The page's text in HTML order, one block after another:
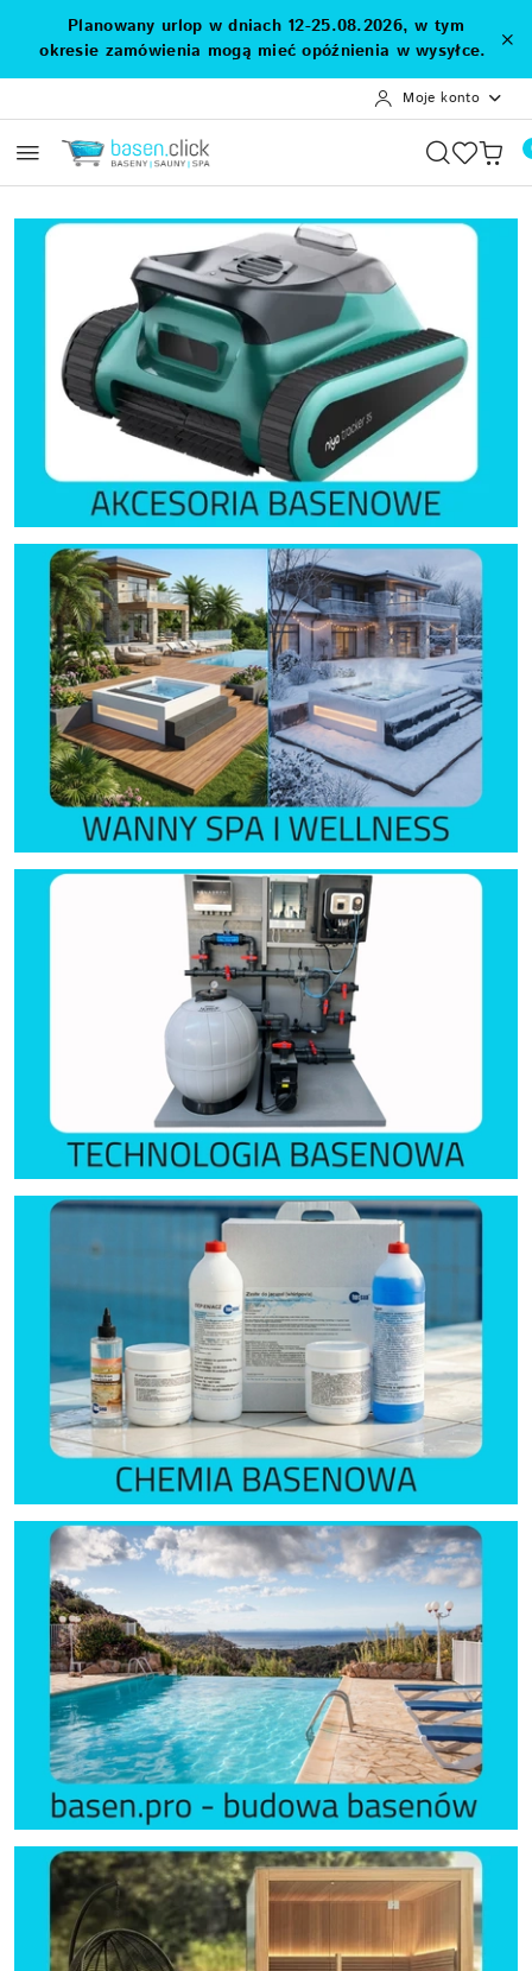
Przejdź do treści głównej
Przejdź do wyszukiwarki
Przejdź do moje konto
Przejdź do menu głównego
Przejdź do stopki
Planowany urlop w dniach 12-25.08.2026, w tym
okresie zamówienia mogą mieć opóźnienia w wysyłce.
Moje konto